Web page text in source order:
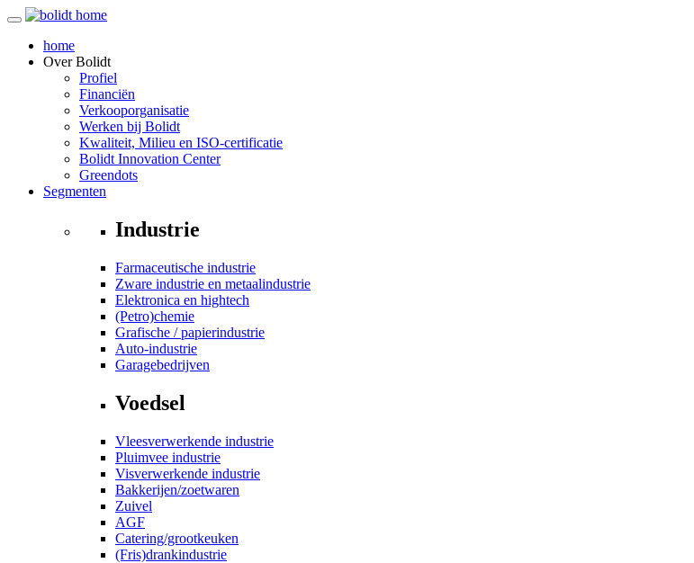
home
OverBolidt
Profiel
Financiën
Verkooporganisatie
Werken bij Bolidt
Kwaliteit, Milieu en ISO-certificatie
Bolidt Innovation Center
Greendots
Segmenten
Industrie
Farmaceutische industrie
Zware industrie en metaalindustrie
Elektronica en hightech
(Petro)chemie
Grafische / papierindustrie
Auto-industrie
Garagebedrijven
Voedsel
Vleesverwerkende industrie
Pluimvee industrie
Visverwerkende industrie
Bakkerijen/zoetwaren
Zuivel
AGF
Catering/grootkeuken
(Fris)drankindustrie